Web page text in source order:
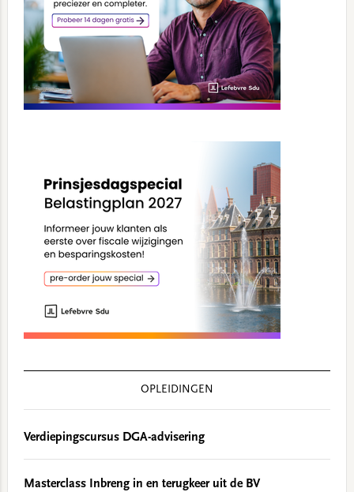
OPLEIDINGEN
Verdiepingscursus DGA-advisering
Masterclass Inbreng in en terugkeer uit de BV